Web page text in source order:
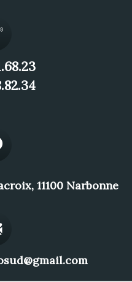
11100 Narbonne